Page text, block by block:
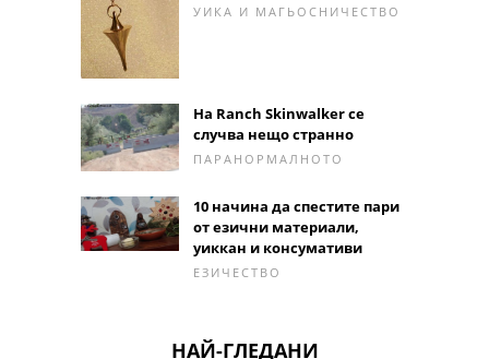
УИКА И МАГЬОСНИЧЕСТВО
На Ranch Skinwalker се
случва нещо странно
ПАРАНОРМАЛНОТО
10 начина да спестите пари
от езични материали,
уиккан и консумативи
ЕЗИЧЕСТВО
НАЙ-ГЛЕДАНИ